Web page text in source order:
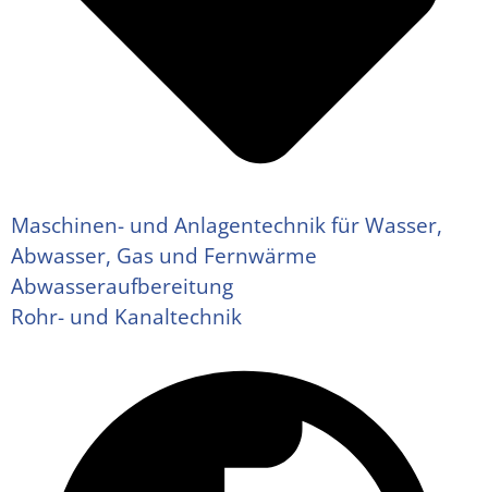
Maschinen- und Anlagentechnik für Wasser,
Abwasser, Gas und Fernwärme
Abwasseraufbereitung
Rohr- und Kanaltechnik